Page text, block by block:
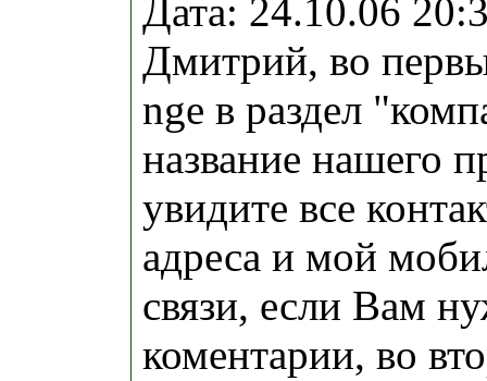
Дата: 24.10.06
Дмитрий, во
nge в раздел
название нашего
увидите все
адреса и мой
связи, если Вам
коментарии, во